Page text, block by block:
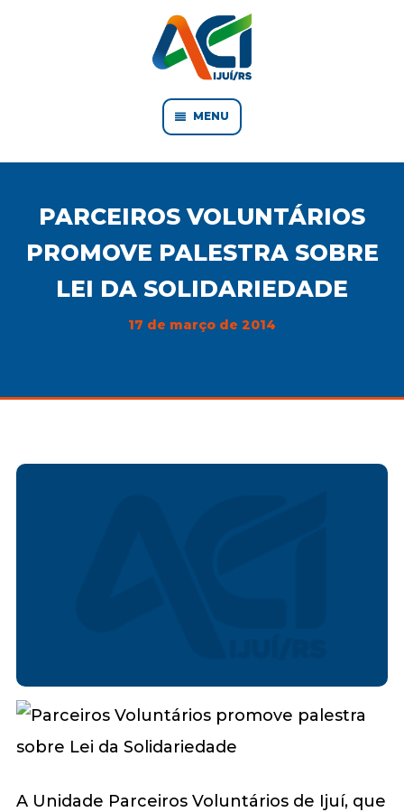
MENU
PARCEIROS VOLUNTÁRIOS
PROMOVE PALESTRA SOBRE
LEI DA SOLIDARIEDADE
17 de março de 2014
A Unidade Parceiros Voluntários de Ijuí, que